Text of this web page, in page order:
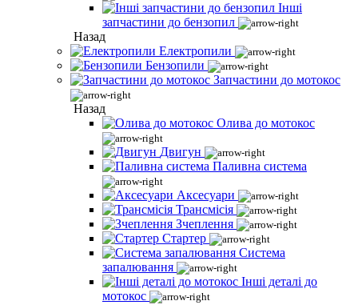
Інші
запчастини до бензопил
Назад
Електропили
Бензопили
Запчастини до мотокос
Назад
Олива до мотокос
Двигун
Паливна система
Аксесуари
Трансмісія
Зчеплення
Стартер
Система
запалювання
Інші деталі до
мотокос